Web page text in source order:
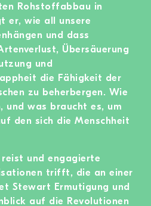
Rohstoffabbau in
er, wie all unsere
und dass
Übersäuerung
und
die Fähigkeit der
zu beherbergen. Wie
und was braucht es, um
den sich die Menschheit
und engagierte
trifft, die an einer
Stewart Ermutigung und
auf die Revolutionen